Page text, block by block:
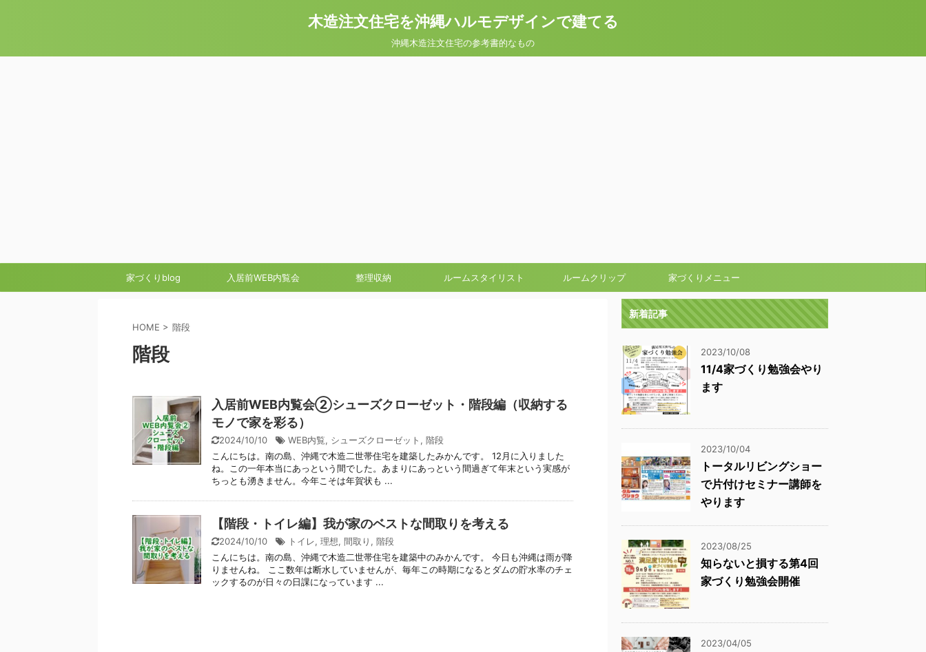
木造注文住宅を沖縄ハルモデザインで建てる
沖縄木造注文住宅の参考書的なもの
家づくりblog 入居前WEB内覧会 整理収納 ルームスタイリスト ルームクリップ 家づくりメニュー
HOME > 階段
階段
入居前WEB内覧会②シューズクローゼット・階段編（収納する
モノで家を彩る）
2024/10/10 WEB内覧, シューズクローゼット , 階段
こんにちは。南の島、沖縄で木造二世帯住宅を建築したみかんです。 12月に入りました
ね。この一年本当にあっという間でした。あまりにあっという間過ぎて年末という実感が
ちっとも湧きません。今年こそは年賀状も ...
【階段・トイレ編】我が家のベストな間取りを考える
2024/10/10 トイレ, 理想, 間取り , 階段
こんにちは。南の島、沖縄で木造二世帯住宅を建築中のみかんです。 今日も沖縄は雨が降
りませんね。 ここ数年は断水していませんが、毎年この時期になるとダムの貯水率のチェ
ックするのが日々の日課になっています ...
新着記事
2023/10/08
11/4家づくり勉強会やり
ます
2023/10/04
トータルリビングショー
で片付けセミナー講師を
やります
2023/08/25
知らないと損する第4回
家づくり勉強会開催
2023/04/05